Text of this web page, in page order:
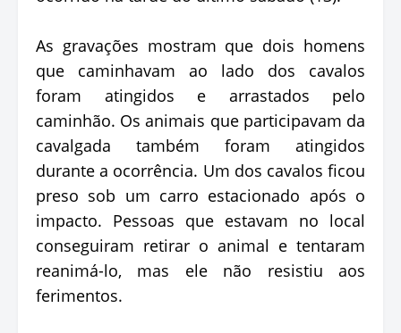
As gravações mostram que dois homens
que caminhavam ao lado dos cavalos
foram atingidos e arrastados pelo
caminhão. Os animais que participavam da
cavalgada também foram atingidos
durante a ocorrência. Um dos cavalos ficou
preso sob um carro estacionado após o
impacto. Pessoas que estavam no local
conseguiram retirar o animal e tentaram
reanimá-lo, mas ele não resistiu aos
ferimentos.